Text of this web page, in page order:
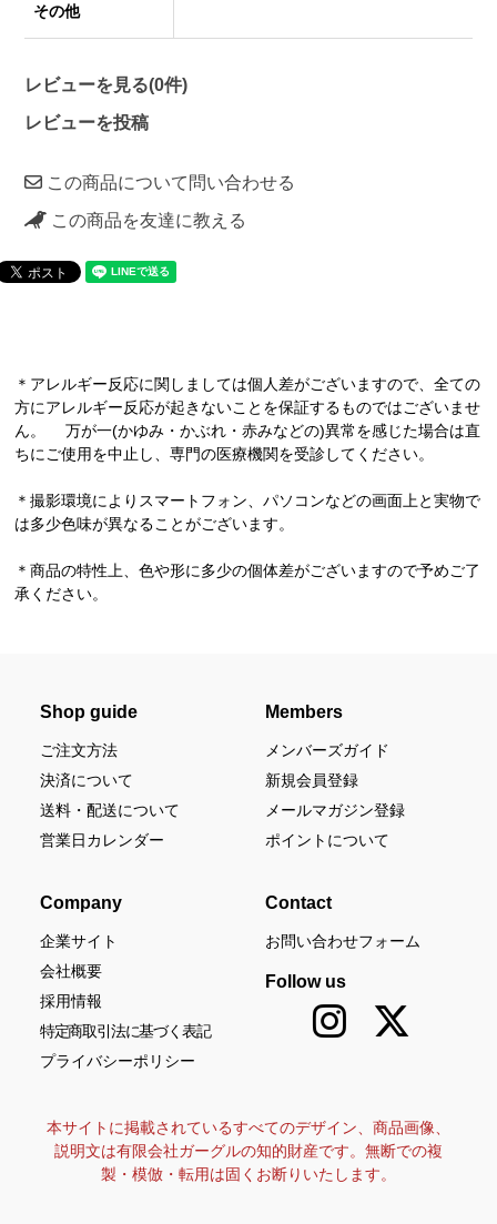
その他
レビューを見る(0件)
レビューを投稿
この商品について問い合わせる
この商品を友達に教える
＊アレルギー反応に関しましては個人差がございますので、全ての
方にアレルギー反応が起きないことを保証するものではございませ
ん。 万が一(かゆみ・かぶれ・赤みなどの)異常を感じた場合は直
ちにご使用を中止し、専門の医療機関を受診してください。
＊撮影環境によりスマートフォン、パソコンなどの画面上と実物で
は多少色味が異なることがございます。
＊商品の特性上、色や形に多少の個体差がございますので予めご了
承ください。
Shop guide
ご注文方法
決済について
送料・配送について
営業日カレンダー
Members
メンバーズガイド
新規会員登録
メールマガジン登録
ポイントについて
Company
企業サイト
会社概要
採用情報
特定商取引法に基づく表記
プライバシーポリシー
Contact
お問い合わせフォーム
Follow us
本サイトに掲載されているすべてのデザイン、商品画像、
説明文は有限会社ガーグルの知的財産です。無断での複
製・模倣・転用は固くお断りいたします。